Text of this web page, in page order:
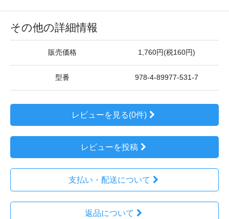
その他の詳細情報
販売価格 1,760円(税160円)
型番 978-4-89977-531-7
レビューを見る(0件)
レビューを投稿
支払い・配送について
返品について